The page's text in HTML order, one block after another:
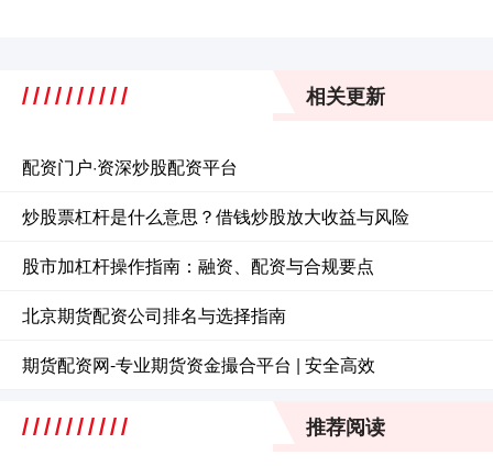
相关更新
配资门户·资深炒股配资平台
炒股票杠杆是什么意思？借钱炒股放大收益与风险
股市加杠杆操作指南：融资、配资与合规要点
北京期货配资公司排名与选择指南
期货配资网-专业期货资金撮合平台 | 安全高效
推荐阅读